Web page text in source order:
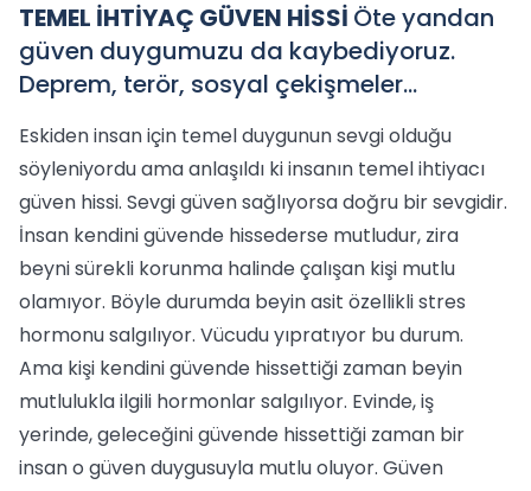
TEMEL İHTİYAÇ GÜVEN HİSSİ Öte yandan
güven duygumuzu da kaybediyoruz.
Deprem, terör, sosyal çekişmeler...
Eskiden insan için temel duygunun sevgi olduğu
söyleniyordu ama anlaşıldı ki insanın temel ihtiyacı
güven hissi. Sevgi güven sağlıyorsa doğru bir sevgidir.
İnsan kendini güvende hissederse mutludur, zira
beyni sürekli korunma halinde çalışan kişi mutlu
olamıyor. Böyle durumda beyin asit özellikli stres
hormonu salgılıyor. Vücudu yıpratıyor bu durum.
Ama kişi kendini güvende hissettiği zaman beyin
mutlulukla ilgili hormonlar salgılıyor. Evinde, iş
yerinde, geleceğini güvende hissettiği zaman bir
insan o güven duygusuyla mutlu oluyor. Güven